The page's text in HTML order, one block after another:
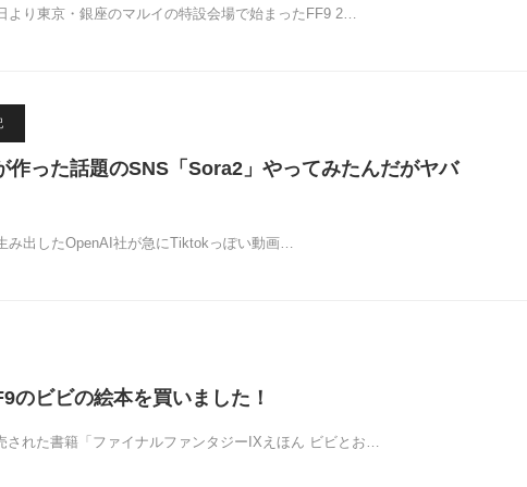
より東京・銀座のマルイの特設会場で始まったFF9 2…
作った話題のSNS「Sora2」やってみたんだがヤバ
み出したOpenAI社が急にTiktokっぽい動画…
のビビの絵本を買いました！
された書籍「ファイナルファンタジーIXえほん ビビとお…